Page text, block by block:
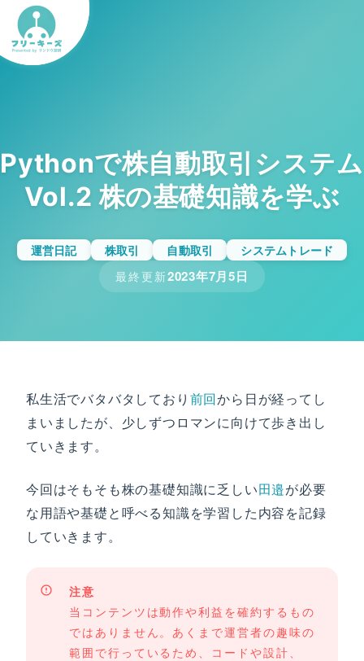
Pythonで株自動取引システム
Vol.2 株の基礎知識を学ぶ
運営日記 株取引 自動取引
システムトレード
最終更新2023年7月5日
私生活でバタバタしており 前回から日が経ってし
まいましたが、少しずつロマンに向けて歩き出し
ていきます。
今回はそもそも株の基礎知識に乏しい田邉が必要
な用語や基礎と呼べる知識を学習した内容を記録
していきます。
注意
当コンテンツは動作や利益を確約するもの
ではありません。あくまで運営者の趣味の
範囲で行っているため、コードや設計、